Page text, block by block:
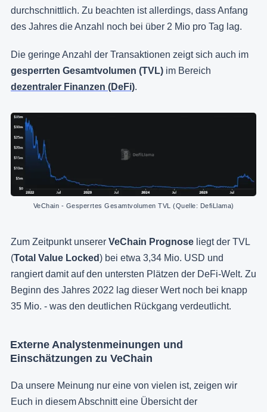
durchschnittlich. Zu beachten ist allerdings, dass Anfang
des Jahres die Anzahl noch bei über 2 Mio pro Tag lag.
Die geringe Anzahl der Transaktionen zeigt sich auch im
gesperrten Gesamtvolumen (TVL) im Bereich
dezentraler Finanzen (DeFi).
VeChain - Gesperrtes Gesamtvolumen TVL (Quelle: DefiLlama)
Zum Zeitpunkt unserer VeChain Prognose liegt der TVL
(Total Value Locked) bei etwa 3,34 Mio. USD und
rangiert damit auf den untersten Plätzen der DeFi-Welt. Zu
Beginn des Jahres 2022 lag dieser Wert noch bei knapp
35 Mio. - was den deutlichen Rückgang verdeutlicht.
Externe Analystenmeinungen und
Einschätzungen zu VeChain
Da unsere Meinung nur eine von vielen ist, zeigen wir
Euch in diesem Abschnitt eine Übersicht der